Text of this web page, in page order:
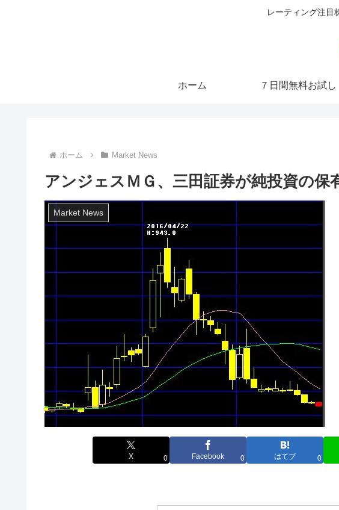
レーティング注目
ホーム ７日間無料お試し
ホーム Market News
アンジェスＭＧ、三田証券が純投資の保
Market News
X 0 Facebook 0 はてブ 0